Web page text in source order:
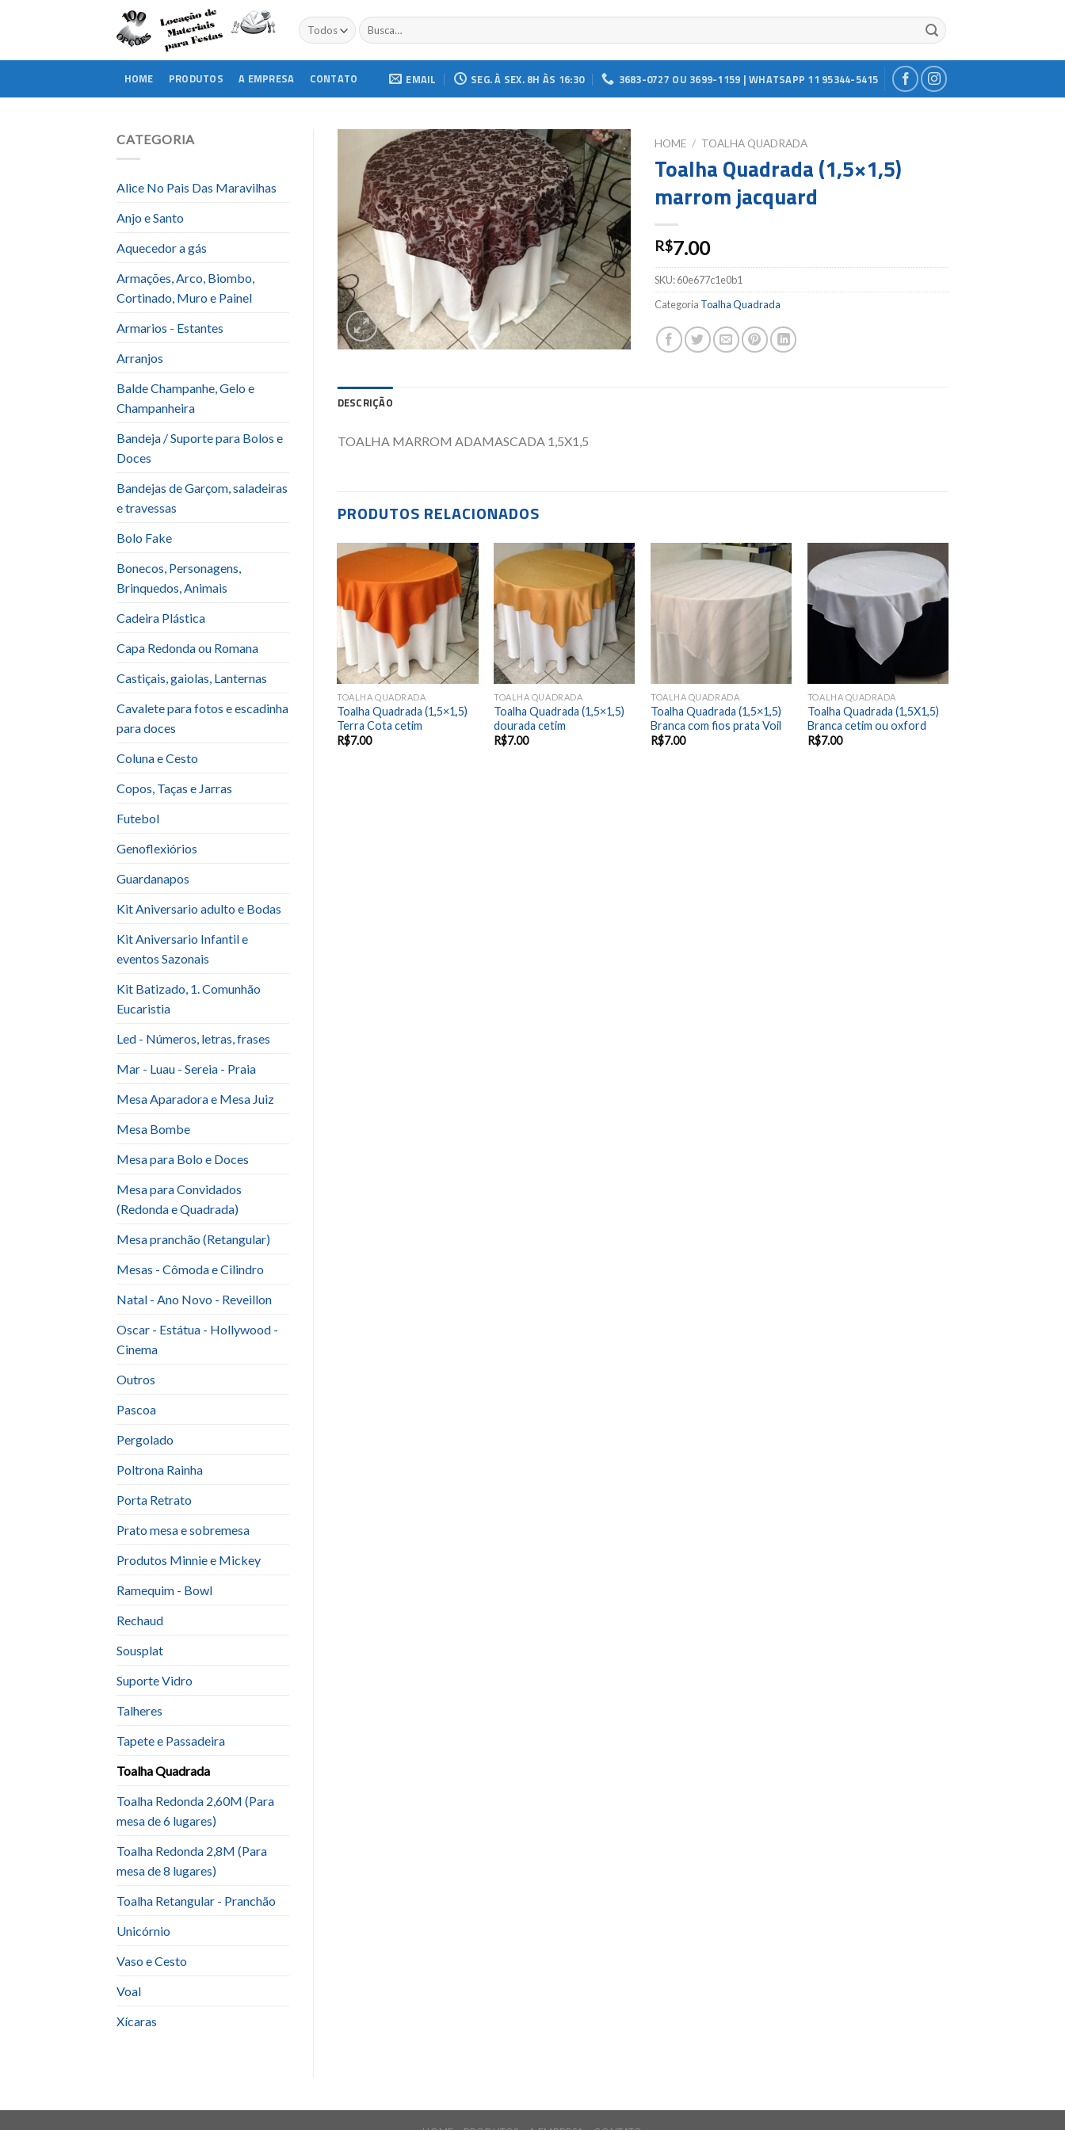
Buscar
por:
HOME PRODUTOS A EMPRESA CONTATO EMAIL SEG. À SEX. 8H ÀS 16:30 3683-0727 OU 3699-1159 | WHATSAPP 11 95344-5415
CATEGORIA
Alice No Pais Das Maravilhas
Anjo e Santo
Aquecedor a gás
Armações, Arco, Biombo,
Cortinado, Muro e Painel
Armarios - Estantes
Arranjos
Balde Champanhe, Gelo e
Champanheira
Bandeja / Suporte para Bolos e
Doces
Bandejas de Garçom, saladeiras
e travessas
Bolo Fake
Bonecos, Personagens,
Brinquedos, Animais
Cadeira Plástica
Capa Redonda ou Romana
Castiçais, gaiolas, Lanternas
Cavalete para fotos e escadinha
para doces
Coluna e Cesto
Copos, Taças e Jarras
Futebol
Genoflexiórios
Guardanapos
Kit Aniversario adulto e Bodas
Kit Aniversario Infantil e
eventos Sazonais
Kit Batizado, 1. Comunhão
Eucaristia
Led - Números, letras, frases
Mar - Luau - Sereia - Praia
Mesa Aparadora e Mesa Juiz
Mesa Bombe
Mesa para Bolo e Doces
Mesa para Convidados
(Redonda e Quadrada)
Mesa pranchão (Retangular)
Mesas - Cômoda e Cilindro
Natal - Ano Novo - Reveillon
Oscar - Estátua - Hollywood -
Cinema
Outros
Pascoa
Pergolado
Poltrona Rainha
Porta Retrato
Prato mesa e sobremesa
Produtos Minnie e Mickey
Ramequim - Bowl
Rechaud
Sousplat
Suporte Vidro
Talheres
Tapete e Passadeira
Toalha Quadrada
Toalha Redonda 2,60M (Para
mesa de 6 lugares)
Toalha Redonda 2,8M (Para
mesa de 8 lugares)
Toalha Retangular - Pranchão
Unicórnio
Vaso e Cesto
Voal
Xícaras
Add to
wishlist
HOME / TOALHA QUADRADA
Toalha Quadrada (1,5×1,5)
marrom jacquard
R$7.00
SKU:60e677c1e0b1
Categoria Toalha Quadrada
DESCRIÇÃO
TOALHA MARROM ADAMASCADA 1,5X1,5
PRODUTOS RELACIONADOS
Add to
wishlist
TOALHA QUADRADA
Toalha Quadrada (1,5×1,5)
Terra Cota cetim
R$7.00
Add to
wishlist
TOALHA QUADRADA
Toalha Quadrada (1,5×1,5)
dourada cetim
R$7.00
wishlist
TOALHA QUADRADA
Toalha Quadrada (1,5×1,5)
Branca com fios prata Voil
R$7.00
Add to
wishlist
TOALHA QUADRADA
Toalha Quadrada (1,5X1,5)
Branca cetim ou oxford
R$7.00
Add to
wishlist
Toalha Quadrada (1,5×1,5)
azul turquesa cetim vison
Toalha Quadrada (1,5×1,5)